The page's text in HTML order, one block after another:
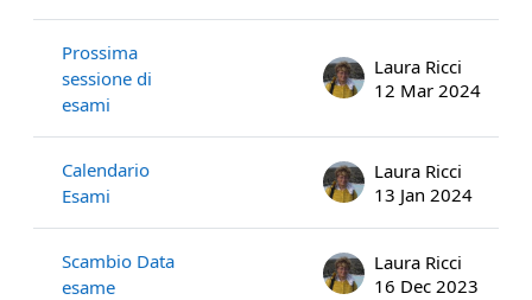
Prossima
sessione di
esami
Laura Ricci
12 Mar 2024
Calendario
Esami
Laura Ricci
13 Jan 2024
Scambio Data
esame
Laura Ricci
16 Dec 2023